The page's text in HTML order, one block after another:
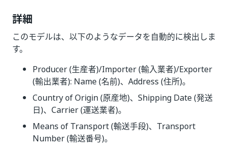
詳細
このモデルは、以下のようなデータを自動的に検出しま
す。
Producer (生産者)/Importer (輸入業者)/Exporter
(輸出業者): Name (名前)、Address (住所)。
Country of Origin (原産地)、Shipping Date (発送
日)、Carrier (運送業者)。
Means of Transport (輸送手段)、Transport
Number (輸送番号)。